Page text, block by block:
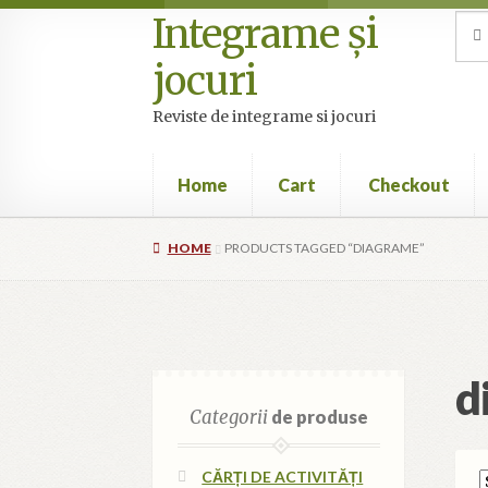
Skip
to
navigation
Skip
to
content
Integrame și
jocuri
Reviste de integrame si jocuri
for:
Home Cart Checkout
HomeCartCheckout Cookie Policy (EU)
HOME PRODUCTS TAGGED “DIAGRAME”
Categoriide produse
CĂRȚI DE ACTIVITĂȚI